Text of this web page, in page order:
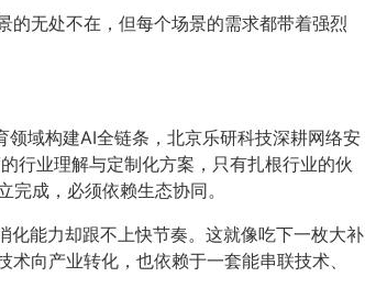
的无处不在，但每个场景的需求都带着强烈
领域构建AI全链条，北京乐研科技深耕网络安
行业理解与定制化方案，只有扎根行业的伙
成，必须依赖生态协同。
化能力却跟不上快节奏。这就像吃下一枚大补
向产业转化，也依赖于一套能串联技术、